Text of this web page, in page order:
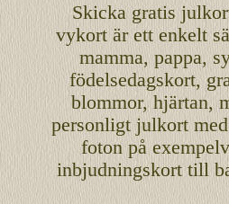
Skicka gratis
vykortär ett enkelt
mamma, pappa,
födelsedagskort,
blommor, hjärtan,
personligtjulkort med
foton på
inbjudningskorttill